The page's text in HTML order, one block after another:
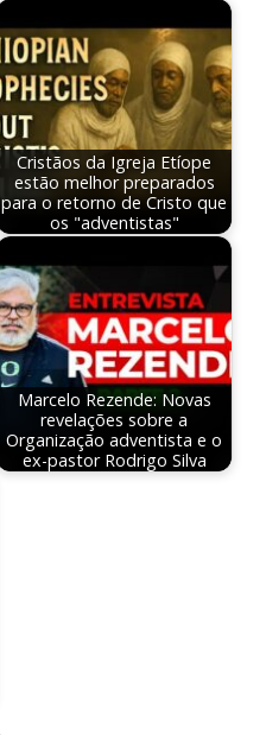
Cristãos da Igreja Etíope
estão melhor preparados
para o retorno de Cristo que
os "adventistas"
Marcelo Rezende: Novas
revelações sobre a
Organização adventista e o
ex-pastor Rodrigo Silva